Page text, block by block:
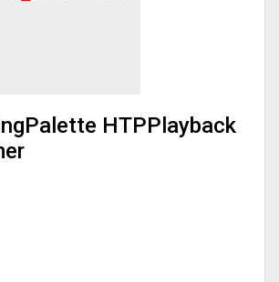
HTPPlayback